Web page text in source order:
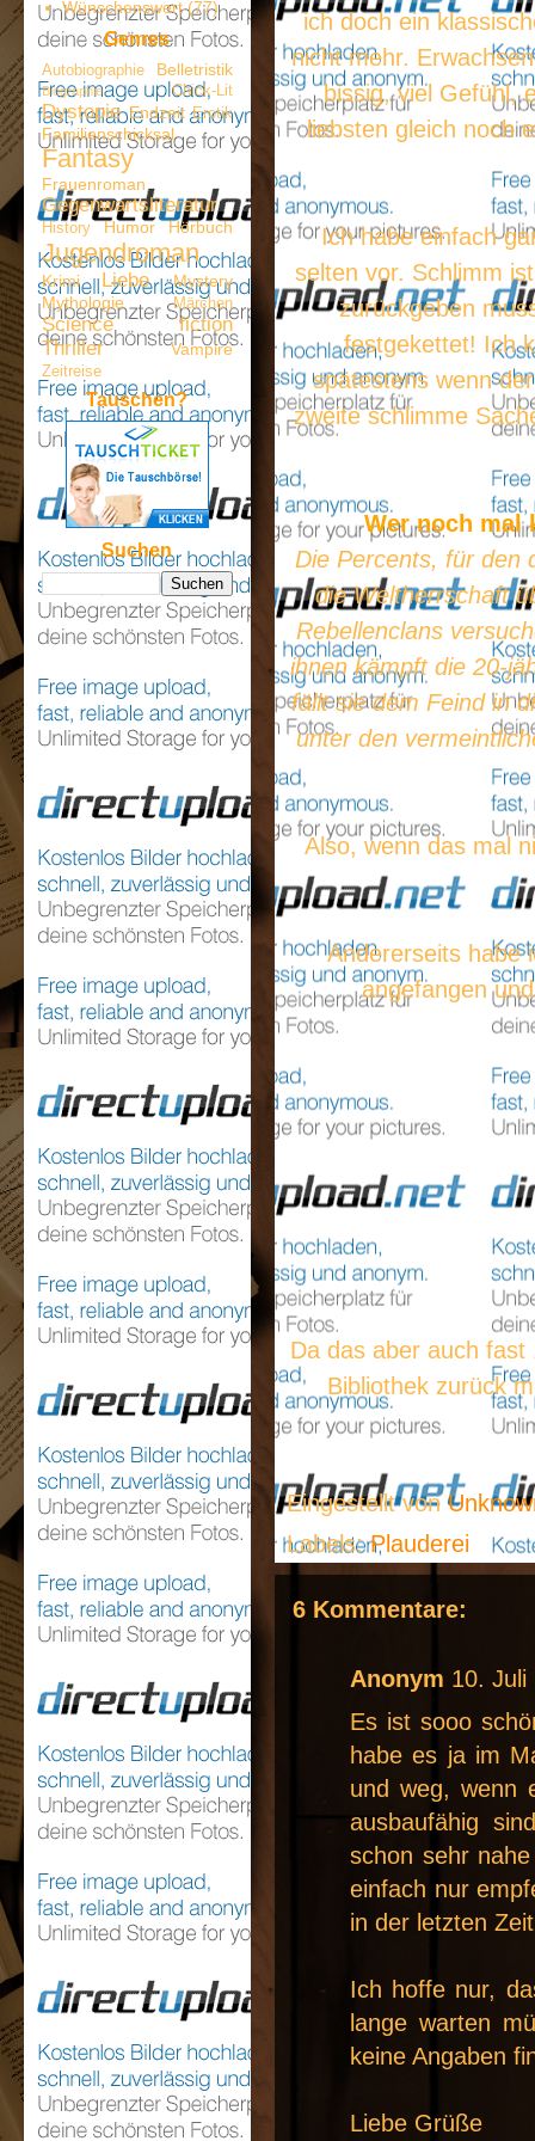
ich doch ein
nicht mehr.
bissig, viel Gefühl,
liebsten gleich noch
Ich habe einfach
selten vor. Schlimm
zurückgeben
festgekettet! Ich
spätestens wenn
zweite schlimme
Wer noch mal
Die Percents, für den
die Weltherrschaft
Rebellenclans
ihnen kämpft die 20-
fällt sie dem Feind in
unter den
Also, wenn das mal
Andererseits habe
angefangen
Da das aber auch
Bibliothek zurück
Eingestellt von
Labels:Plauderei
6 Kommentare:
Anonym 10. Juli
Es ist sooo
habe es ja im
und weg, wenn
ausbaufähig
schon sehr
einfach nur
in der letzten
Ich hoffe nur,
lange warten
keine Angaben
Liebe Grüße
Wünschenswert (77)
Genres
Autobiographie Belletristik
Biographie Chick-Lit
Dystopie Endzeit Erotik
Familienschicksal
Fantasy
Frauenroman
Gegenwartsliteratur
History Humor Hörbuch
Jugendroman
Krimi Liebe
Mystery
Mythologie
Märchen
Science fiction
Thriller
Vampire
Zeitreise
Tauschen?
Suchen